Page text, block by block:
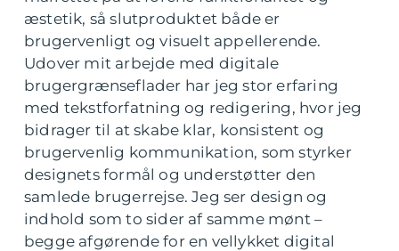
æstetik, så slutproduktet både er
brugervenligt og visuelt appellerende.
Udover mit arbejde med digitale
brugergrænseflader har jeg stor erfaring
med tekstforfatning og redigering, hvor jeg
bidrager til at skabe klar, konsistent og
brugervenlig kommunikation, som styrker
designets formål og understøtter den
samlede brugerrejse. Jeg ser design og
indhold som to sider af samme mønt –
begge afgørende for en vellykket digital